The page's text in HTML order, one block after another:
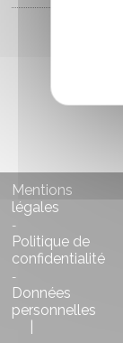
Mentions
légales
-
Politique de
confidentialité
-
Données
personnelles